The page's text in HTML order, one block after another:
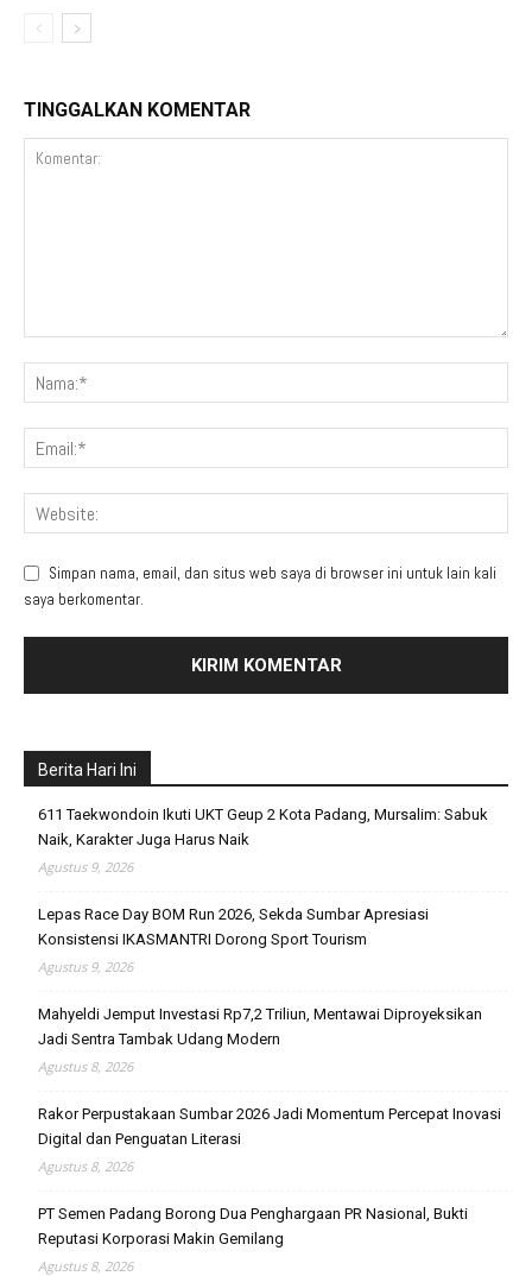
TINGGALKAN KOMENTAR
Simpan nama, email, dan situs web saya di browser ini untuk lain kali
saya berkomentar.
Berita Hari Ini
611 Taekwondoin Ikuti UKT Geup 2 Kota Padang, Mursalim: Sabuk
Naik, Karakter Juga Harus Naik
Agustus 9, 2026
Lepas Race Day BOM Run 2026, Sekda Sumbar Apresiasi
Konsistensi IKASMANTRI Dorong Sport Tourism
Agustus 9, 2026
Mahyeldi Jemput Investasi Rp7,2 Triliun, Mentawai Diproyeksikan
Jadi Sentra Tambak Udang Modern
Agustus 8, 2026
Rakor Perpustakaan Sumbar 2026 Jadi Momentum Percepat Inovasi
Digital dan Penguatan Literasi
Agustus 8, 2026
PT Semen Padang Borong Dua Penghargaan PR Nasional, Bukti
Reputasi Korporasi Makin Gemilang
Agustus 8, 2026